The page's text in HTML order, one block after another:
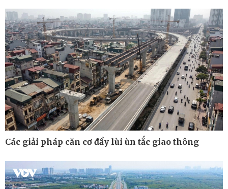
Hồ sơ
E-Magazine
Infographic
Các giải pháp căn cơ đẩy lùi ùn tắc giao thông